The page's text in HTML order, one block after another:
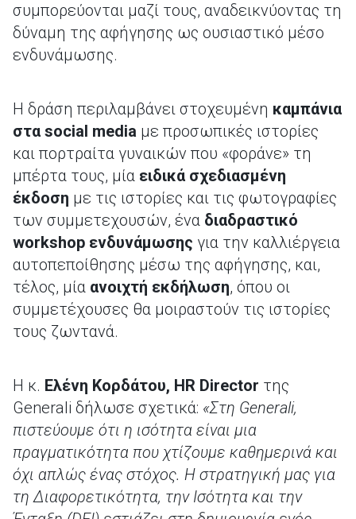
συμπορεύονται μαζί τους, αναδεικνύοντας τη
δύναμη της αφήγησης ως ουσιαστικό μέσο
ενδυνάμωσης.
Η δράση περιλαμβάνει στοχευμένη καμπάνια
στα social media με προσωπικές ιστορίες
και πορτραίτα γυναικών που «φοράνε» τη
μπέρτα τους, μία ειδικά σχεδιασμένη
έκδοση με τις ιστορίες και τις φωτογραφίες
των συμμετεχουσών, ένα διαδραστικό
workshop ενδυνάμωσης για την καλλιέργεια
αυτοπεποίθησης μέσω της αφήγησης, και,
τέλος, μία ανοιχτή εκδήλωση, όπου οι
συμμετέχουσες θα μοιραστούν τις ιστορίες
τους ζωντανά.
Η κ. Ελένη Κορδάτου, HR Director της
Generali δήλωσε σχετικά: «Στη Generali,
πιστεύουμε ότι η ισότητα είναι μια
πραγματικότητα που χτίζουμε καθημερινά και
όχι απλώς ένας στόχος. Η στρατηγική μας για
τη Διαφορετικότητα, την Ισότητα και την